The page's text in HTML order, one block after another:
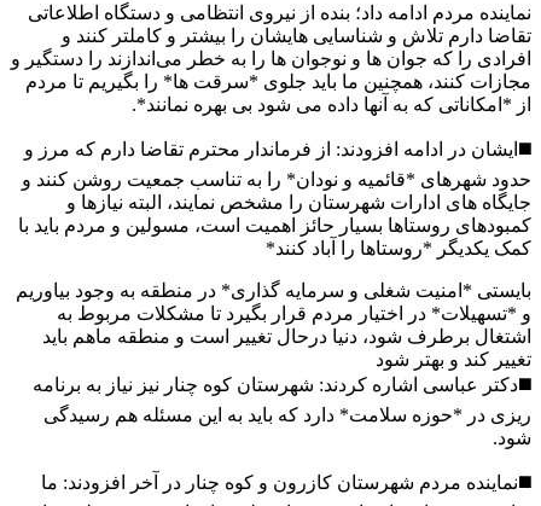
نماینده مردم ادامه داد؛ بنده از نیروی انتظامی و دستگاه اطلاعاتی
تقاضا دارم تلاش و شناسایی هایشان را بیشتر و کاملتر کنند و
افرادی را که جوان ها و نوجوان ها را به خطر می‌اندازند را دستگیر و
مجازات کنند، همچنین ما باید جلوی *سرقت ها* را بگیریم تا مردم
از *امکاناتی که به آنها داده می شود بی بهره نمانند*.
◼️ایشان در ادامه افزودند: از فرماندار محترم تقاضا دارم که مرز و
حدود شهرهای *قائمیه و نودان* را به تناسب جمعیت روشن کنند و
جایگاه های ادارات شهرستان را مشخص نمایند، البته نیازها‌ و
کمبودهای روستاها بسیار حائز اهمیت است، مسولین و مردم باید با
کمک یکدیگر *روستاها را آباد کنند*
بایستی *امنیت شغلی و سرمایه گذاری* در منطقه به وجود بیاوریم
و *تسهیلات* در اختیار مردم قرار بگیرد تا مشکلات مربوط به
اشتغال برطرف شود، دنیا درحال تغییر است و منطقه ماهم باید
تغییر کند و بهتر شود
◼️دکتر عباسی اشاره کردند: شهرستان کوه چنار نیز نیاز به برنامه
ریزی در *حوزه سلامت* دارد که باید به این مسئله هم رسیدگی
شود.
◼️نماینده مردم شهرستان کازرون و کوه چنار در آخر افزودند: ما